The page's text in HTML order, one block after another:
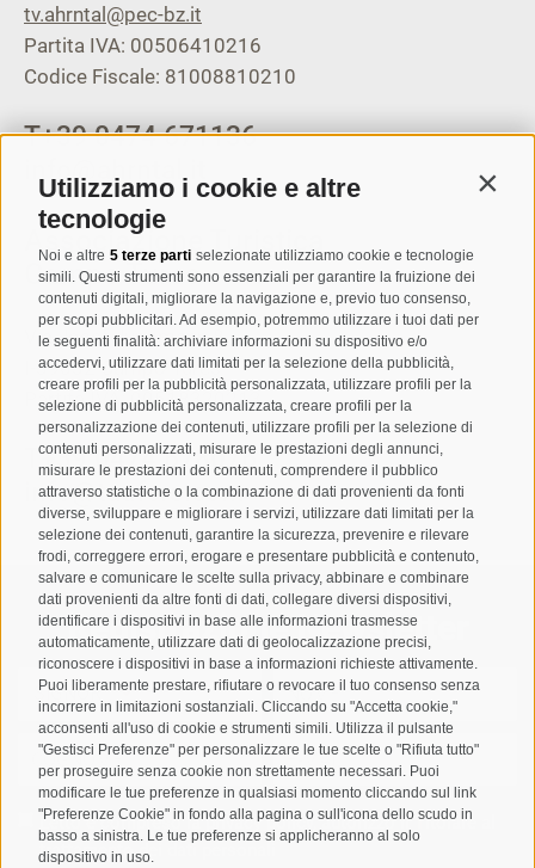
Utilizziamo i cookie e altre
tecnologie
Noi e altre 5 terze parti selezionate utilizziamo cookie e tecnologie
simili. Questi strumenti sono essenziali per garantire la fruizione dei
contenuti digitali, migliorare la navigazione e, previo tuo consenso,
per scopi pubblicitari. Ad esempio, potremmo utilizzare i tuoi dati per
le seguenti finalità: archiviare informazioni su dispositivo e/o
accedervi, utilizzare dati limitati per la selezione della pubblicità,
creare profili per la pubblicità personalizzata, utilizzare profili per la
selezione di pubblicità personalizzata, creare profili per la
personalizzazione dei contenuti, utilizzare profili per la selezione di
contenuti personalizzati, misurare le prestazioni degli annunci,
misurare le prestazioni dei contenuti, comprendere il pubblico
attraverso statistiche o la combinazione di dati provenienti da fonti
diverse, sviluppare e migliorare i servizi, utilizzare dati limitati per la
selezione dei contenuti, garantire la sicurezza, prevenire e rilevare
frodi, correggere errori, erogare e presentare pubblicità e contenuto,
salvare e comunicare le scelte sulla privacy, abbinare e combinare
dati provenienti da altre fonti di dati, collegare diversi dispositivi,
identificare i dispositivi in base alle informazioni trasmesse
automaticamente, utilizzare dati di geolocalizzazione precisi,
riconoscere i dispositivi in base a informazioni richieste attivamente.
Puoi liberamente prestare, rifiutare o revocare il tuo consenso senza
incorrere in limitazioni sostanziali. Cliccando su "Accetta cookie,"
acconsenti all'uso di cookie e strumenti simili. Utilizza il pulsante
"Gestisci Preferenze" per personalizzare le tue scelte o "Rifiuta tutto"
per proseguire senza cookie non strettamente necessari. Puoi
modificare le tue preferenze in qualsiasi momento cliccando sul link
"Preferenze Cookie" in fondo alla pagina o sull'icona dello scudo in
basso a sinistra. Le tue preferenze si applicheranno al solo
dispositivo in uso.
tv.ahrntal@pec-bz.it
Partita IVA: 00506410216
Codice Fiscale: 81008810210
T+39 0474 671136
info@ahrntal.it
Associazione Turistica
Campo Tures
Via Josef Jungmann 8
I-39032 Campo Tures
Partita IVA: 00518320213
T+39 0474 678076
info@taufers.com
Registrazione Newsletter
Letto e compreso laprivacy policy, autorizzo il Titolare al
trattamento dei dati personali